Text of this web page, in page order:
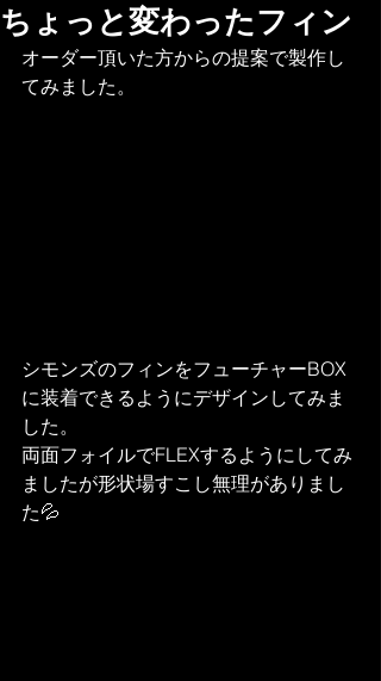
ちょっと変わったフィン
オーダー頂いた方からの提案で製作し
てみました。
シモンズのフィンをフューチャーBOX
に装着できるようにデザインしてみま
した。
両面フォイルでFLEXするようにしてみ
ましたが形状場すこし無理がありまし
た💦